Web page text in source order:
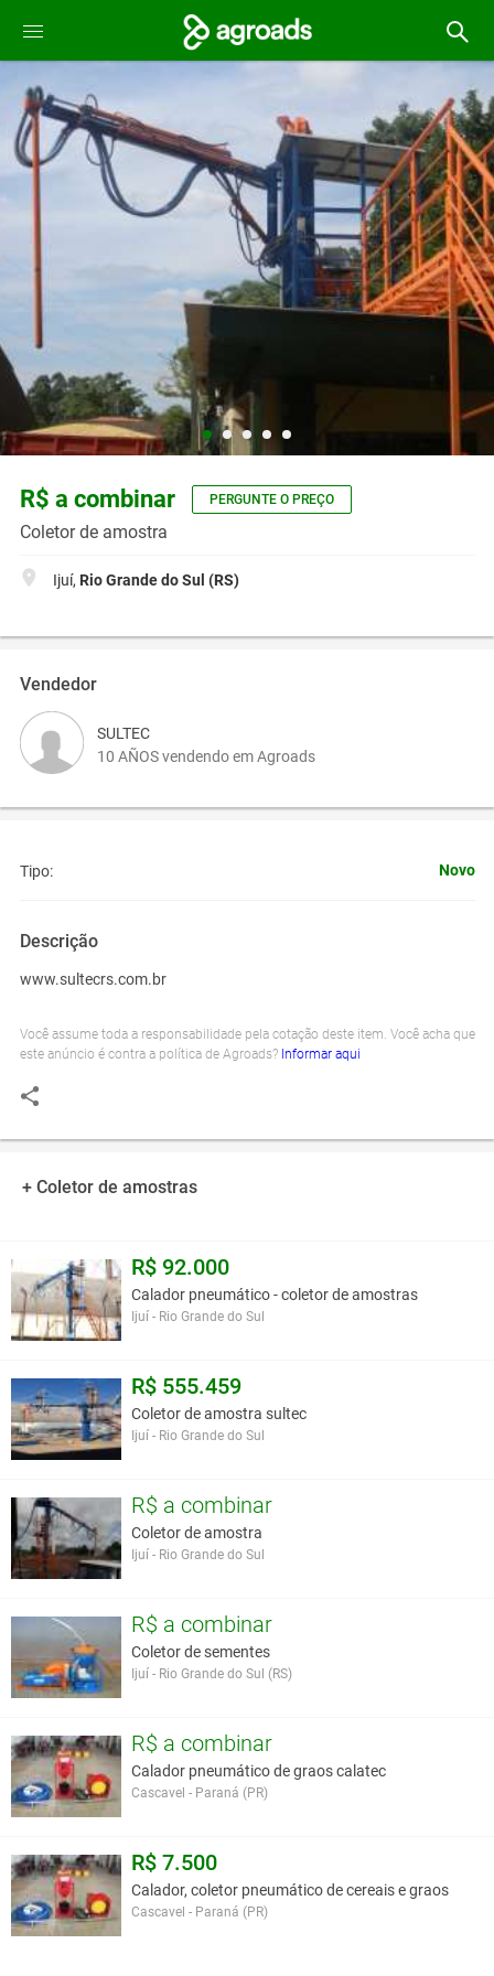
R$ a combinar PERGUNTE O PREÇO
Coletor de amostra
Ijuí, Rio Grande do Sul (RS)
Vendedor
SULTEC
10 AÑOS vendendo em Agroads
Tipo: Novo
Descrição
www.sultecrs.com.br
Você assume toda a responsabilidade pela cotação deste item. Você acha que
este anúncio é contra a política de Agroads? Informar aqui
+ Coletor de amostras
R$ 92.000
Calador pneumático - coletor de amostras
Ijuí - Rio Grande do Sul
R$ 555.459
Coletor de amostra sultec
Ijuí - Rio Grande do Sul
R$ a combinar
Coletor de amostra
Ijuí - Rio Grande do Sul
R$ a combinar
Coletor de sementes
Ijuí - Rio Grande do Sul (RS)
R$ a combinar
Calador pneumático de graos calatec
Cascavel - Paraná (PR)
R$ 7.500
Calador, coletor pneumático de cereais e graos
Cascavel - Paraná (PR)